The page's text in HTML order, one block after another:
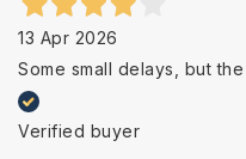
13 Apr 2026
Some small delays, but
Verified buyer